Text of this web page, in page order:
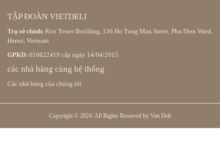
TẬP ĐOÀN VIETDELI
Trụ sở chính: Rox Tower Building, 136 Ho Tung Mau Street, Phu Dien Ward,
Hanoi, Vietnam.
GPKD: 016822419 cấp ngày 14/04/2015
các nhà hàng cùng hệ thống
Các nhà hàng của chúng tôi
Copyright © 2024. All Rights Reserved by Viet Deli